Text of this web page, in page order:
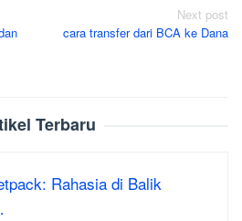
Next post
cara transfer dari BCA ke Dana
Terbaru
Rahasia di Balik